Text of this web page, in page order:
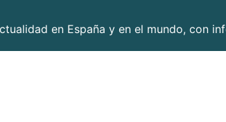
en España y en el mundo, con